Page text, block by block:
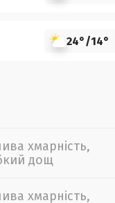
24°/14°
хмарність,
дощ
хмарність,